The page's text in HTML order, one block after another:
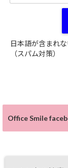
日本語が含まれ
（スパム対策）
Office Smile